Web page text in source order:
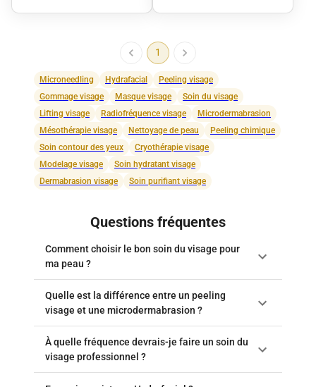
1
Microneedling Hydrafacial
Peeling visage
Gommage visage
Masque visage
Soin du visage
Lifting visage
Radiofréquence visage
Microdermabrasion
Mésothérapie visage
Nettoyage de peau
Peeling chimique
Soin contour des yeux
Cryothérapie visage
Modelage visage
Soin hydratant visage
Dermabrasion visage
Soin purifiant visage
Questions fréquentes
Comment choisir le bon soin du visage pour
ma peau ?
Quelle est la différence entre un peeling
visage et une microdermabrasion ?
À quelle fréquence devrais-je faire un soin du
visage professionnel ?